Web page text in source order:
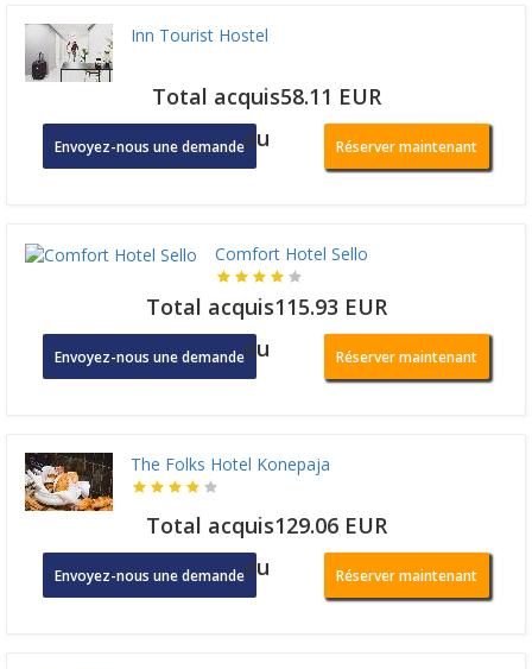
Inn Tourist Hostel
Total acquis58.11 EUR
Envoyez-nous une demandeou Réserver maintenant
Comfort Hotel Sello
Total acquis115.93 EUR
Envoyez-nous une demandeou Réserver maintenant
The Folks Hotel Konepaja
Total acquis129.06 EUR
Envoyez-nous une demandeou Réserver maintenant